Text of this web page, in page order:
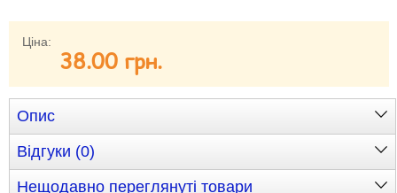
Зареєструватися
Ціна:
38.00 грн.
Опис
Відгуки (0)
Нещодавно переглянуті товари